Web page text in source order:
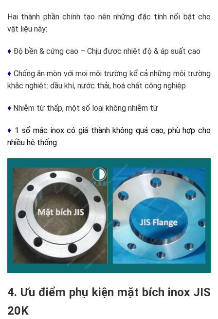
Hai thành phần chính tạo nên những đặc tính nổi bật cho
vật liệu này:
♦ Độ bền & cứng cao – Chịu được nhiệt độ & áp suất cao
♦ Chống ăn mòn với mọi môi trường kể cả những môi trường
khắc nghiệt: dầu khí, nước thải, hoá chất công nghiệp
♦ Nhiễm từ thấp, một số loại không nhiễm từ
♦ 1 số mác inox có giá thành không quá cao, phù hợp cho
nhiều hệ thống
4. Ưu điểm phụ kiện mặt bích inox JIS
20K